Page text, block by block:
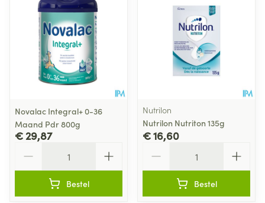
Novalac Integral+ 0-36
Maand Pdr 800g
€ 29,87
Bestel
Nutrilon
Nutrilon Nutriton 135g
€ 16,60
Bestel